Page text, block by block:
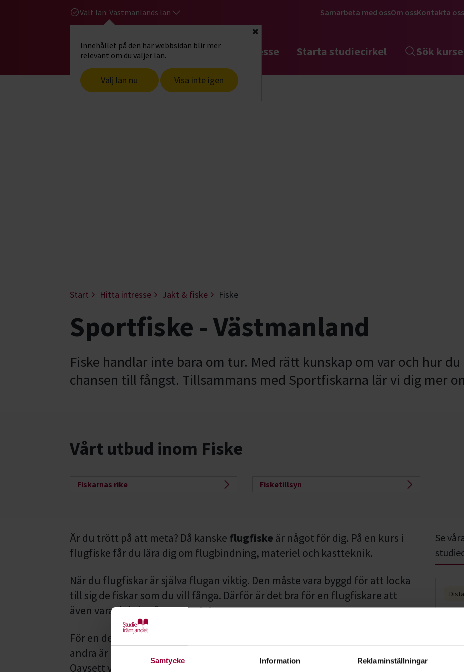
Samtycke Information Reklaminställningar
Valt län: Västmanlands län
Innehållet på den här webbsidan blir mer
relevant om du väljer län.
Välj län nu Visa inte igen
Stäng
Samarbeta med ossOm ossKontakta oss
Gå till studiefrämjandets startsidaHitta intresse Starta studiecirkel Sök
Start Hitta intresse Jakt & fiske Fiske
Sportfiske - Västmanland
Fiske handlar inte bara om tur. Med rätt kunskap om var och hur
chansen till fångst. Tillsammans med Sportfiskarna lär vi dig mer
Vårt utbud inom Fiske
Fiskarnas rike Fisketillsyn
Är du trött på att meta? Då kanske flugfiske är något för dig. På en kurs i
flugfiske får du lära dig om flugbindning, materiel och kastteknik.
När du flugfiskar är själva flugan viktig. Den måste vara byggd för att locka
till sig de fiskar som du vill fånga. Därför är det bra för en flugfiskare att
även vara duktig påflugbindning.
För en del är fiske att se ett flöte guppa omkring i ett glittrande vatten. För
andra är det att stå i en strid älv och kämpa med en envis och stark lax.
Oavsett vilken kunskap du har kan du alltid lära dig mer. Och det är kul att
Se